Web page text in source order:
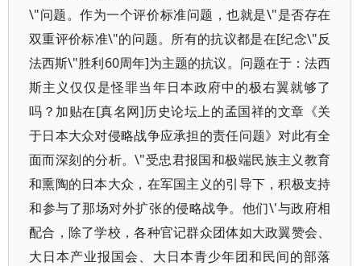
\"问题。作为一个评价标准问题，也就是\"是否存在
双重评价标准\"的问题。所有的抗议都是在[纪念\"反
法西斯\"胜利60周年]为主题的抗议。问题在于：法西
斯主义仅仅是怪罪当年日本政府中的极右翼就够了
吗？加贴在[真名网]历史论坛上的孟国祥的文章《关
于日本大众对侵略战争应承担的责任问题》对此有全
面而深刻的分析。\"受忠君报国和极端民族主义教育
和熏陶的日本大众，在军国主义的引导下，积极支持
和参与了那场对外扩张的侵略战争。他们\'与政府相
配合，除了学校，各种官记群众团体如大政翼赞会、
大日本产业报国会、大日本青少年团和民间的部落